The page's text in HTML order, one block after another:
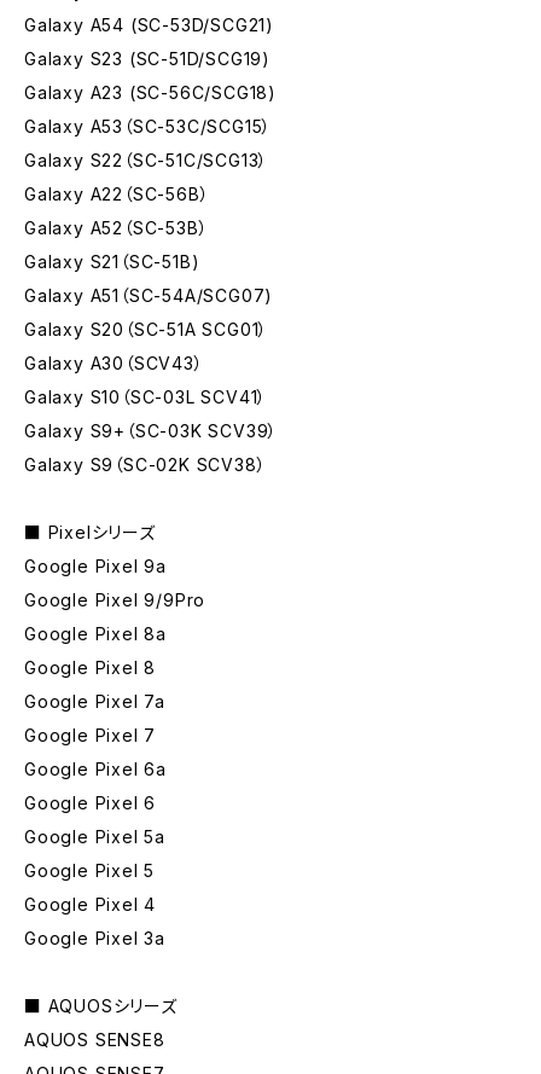
Galaxy A54 (SC-53D/SCG21)
Galaxy S23 (SC-51D/SCG19)
Galaxy A23 (SC-56C/SCG18)
Galaxy A53（SC-53C/SCG15）
Galaxy S22（SC-51C/SCG13）
Galaxy A22（SC-56B）
Galaxy A52（SC-53B）
Galaxy S21（SC-51B)
Galaxy A51（SC-54A/SCG07)
Galaxy S20（SC-51A SCG01）
Galaxy A30（SCV43）
Galaxy S10（SC-03L SCV41）
Galaxy S9+（SC-03K SCV39）
Galaxy S9（SC-02K SCV38）
■ Pixelシリーズ
Google Pixel 9a
Google Pixel 9/9Pro
Google Pixel 8a
Google Pixel 8
Google Pixel 7a
Google Pixel 7
Google Pixel 6a
Google Pixel 6
Google Pixel 5a
Google Pixel 5
Google Pixel 4
Google Pixel 3a
■ AQUOSシリーズ
AQUOS SENSE8